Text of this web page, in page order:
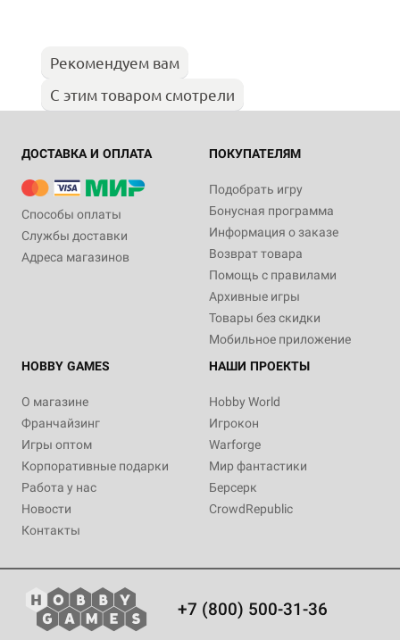
Рекомендуем вам
С этим товаром смотрели
ДОСТАВКА И ОПЛАТА
Способы оплаты
Службы доставки
Адреса магазинов
ПОКУПАТЕЛЯМ
Подобрать игру
Бонусная программа
Информация о заказе
Возврат товара
Помощь с правилами
Архивные игры
Товары без скидки
Мобильное приложение
HOBBY GAMES
О магазине
Франчайзинг
Игры оптом
Корпоративные подарки
Работа у нас
Новости
Контакты
НАШИ ПРОЕКТЫ
Hobby World
Игрокон
Warforge
Мир фантастики
Берсерк
CrowdRepublic
+7 (800) 500-31-36